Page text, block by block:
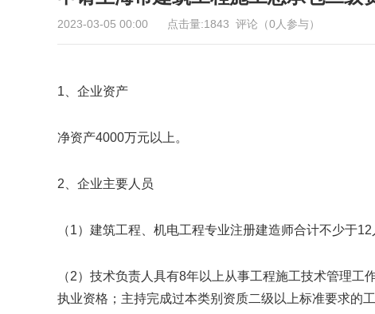
2023-03-05 00:00 点击量:1843 评论（0人参与）
1、企业资产
净资产4000万元以上。
2、企业主要人员
（1）建筑工程、机电工程专业注册建造师合计不少于
（2）技术负责人具有8年以上从事工程施工技术管理
执业资格；主持完成过本类别资质二级以上标准要求的